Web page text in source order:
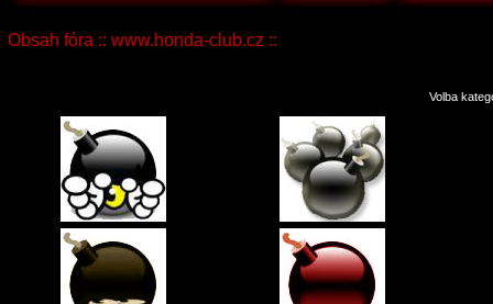
Obsah fóra :: www.honda-club.cz ::
Volba